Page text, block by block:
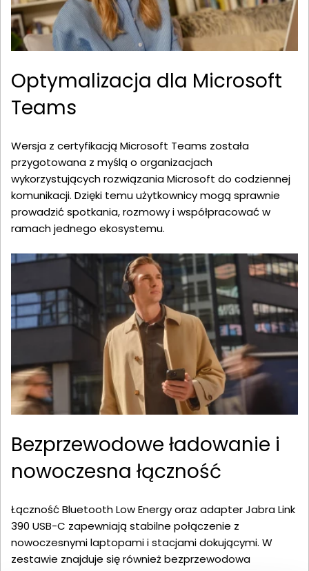
Optymalizacja dla Microsoft
Teams
Wersja z certyfikacją Microsoft Teams została
przygotowana z myślą o organizacjach
wykorzystujących rozwiązania Microsoft do codziennej
komunikacji. Dzięki temu użytkownicy mogą sprawnie
prowadzić spotkania, rozmowy i współpracować w
ramach jednego ekosystemu.
Bezprzewodowe ładowanie i
nowoczesna łączność
Łączność Bluetooth Low Energy oraz adapter Jabra Link
390 USB-C zapewniają stabilne połączenie z
nowoczesnymi laptopami i stacjami dokującymi. W
zestawie znajduje się również bezprzewodowa